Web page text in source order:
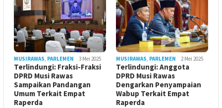
MUSIRAWAS, PARLEMEN 3 Mei 2025
Terlindungi: Fraksi-Fraksi
DPRD Musi Rawas
Sampaikan Pandangan
Umum Terkait Empat
Raperda
MUSIRAWAS, PARLEMEN 2 Mei 2025
Terlindungi: Anggota
DPRD Musi Rawas
Dengarkan Penyampaian
Wabup Terkait Empat
Raperda